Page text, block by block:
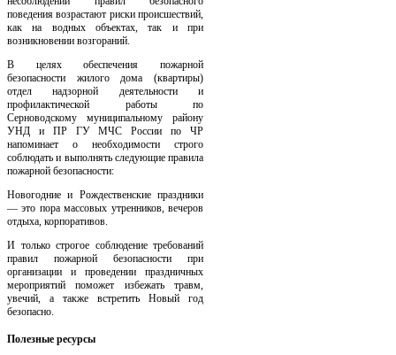
поведения возрастают риски происшествий,
как на водных объектах, так и при
возникновении возгораний.
В целях обеспечения пожарной
безопасности жилого дома (квартиры)
отдел надзорной деятельности и
профилактической работы по
Серноводскому муниципальному району
УНД и ПР ГУ МЧС России по ЧР
напоминает о необходимости строго
соблюдать и выполнять следующие правила
пожарной безопасности:
Новогодние и Рождественские праздники
— это пора массовых утренников, вечеров
отдыха, корпоративов.
И только строгое соблюдение требований
правил пожарной безопасности при
организации и проведении праздничных
мероприятий поможет избежать травм,
увечий, а также встретить Новый год
безопасно.
Полезные ресурсы